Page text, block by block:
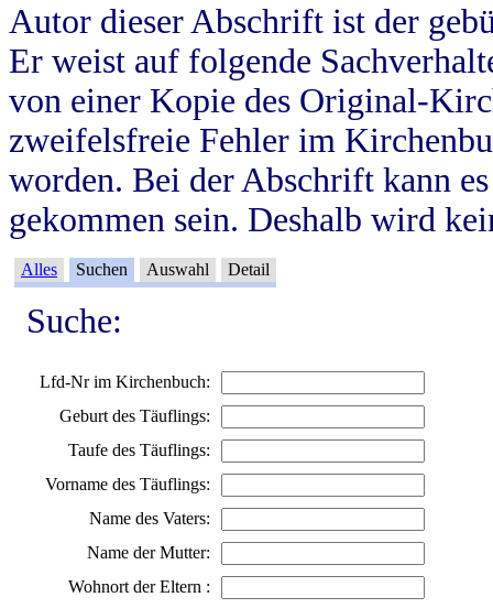
Autor dieser Abschrift ist der
Er weist auf folgende
von einer Kopie des Original-
zweifelsfreie Fehler im
worden. Bei der Abschrift kann
gekommen sein. Deshalb wird
Alles Suchen Auswahl Detail
Suche:
Lfd-Nr im Kirchenbuch:
Geburt des Täuflings:
Taufe des Täuflings:
Vorname des Täuflings:
Name des Vaters:
Name der Mutter:
Wohnort der Eltern :